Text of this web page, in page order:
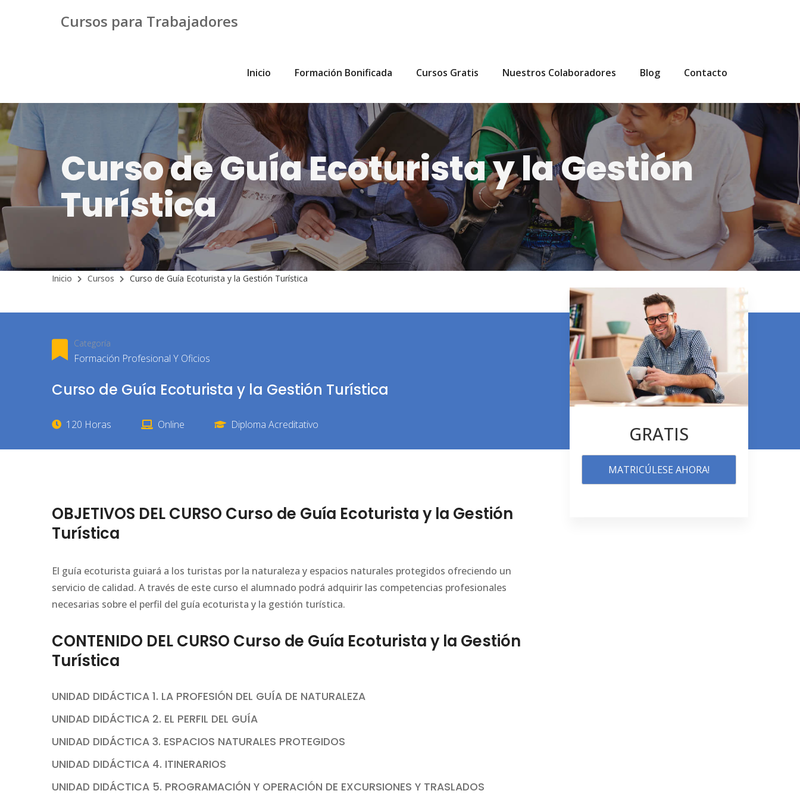
Cursos para Trabajadores
Inicio Formación Bonificada Cursos Gratis Nuestros Colaboradores Blog Contacto
Curso de Guía Ecoturista y la Gestión
Turística
Inicio Cursos Curso de Guía Ecoturista y la Gestión Turística
Categoría
Formación Profesional Y Oficios
Curso de Guía Ecoturista y la Gestión Turística
120 Horas Online Diploma Acreditativo
OBJETIVOS DEL CURSO Curso de Guía Ecoturista y la Gestión
Turística
El guía ecoturista guiará a los turistas por la naturaleza y espacios naturales protegidos ofreciendo un
servicio de calidad. A través de este curso el alumnado podrá adquirir las competencias profesionales
necesarias sobre el perfil del guía ecoturista y la gestión turística.
CONTENIDO DEL CURSO Curso de Guía Ecoturista y la Gestión
Turística
UNIDAD DIDÁCTICA 1. LA PROFESIÓN DEL GUÍA DE NATURALEZA
UNIDAD DIDÁCTICA 2. EL PERFIL DEL GUÍA
UNIDAD DIDÁCTICA 3. ESPACIOS NATURALES PROTEGIDOS
UNIDAD DIDÁCTICA 4. ITINERARIOS
UNIDAD DIDÁCTICA 5. PROGRAMACIÓN Y OPERACIÓN DE EXCURSIONES Y TRASLADOS
GRATIS
MATRICÚLESE AHORA!